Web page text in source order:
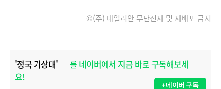
©(주) 데일리안 무단전재 및 재배포 금지
'정국 기상대'
를 네이버에서 지금 바로 구독해보세
요!
+네이버 구독